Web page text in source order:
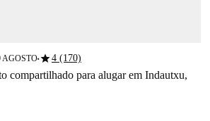
AGOSTO■star4 (170)
compartilhado para alugar em Indautxu,